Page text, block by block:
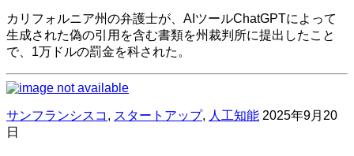
カリフォルニア州の弁護士が、AIツールChatGPTによって
生成された偽の引用を含む書類を州裁判所に提出したこと
で、1万ドルの罰金を科された。
サンフランシスコ , スタートアップ, 人工知能 2025年9月20
日